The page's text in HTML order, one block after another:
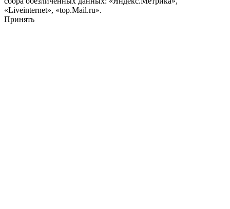
«Liveinternet», «top.Mail.ru».
Принять